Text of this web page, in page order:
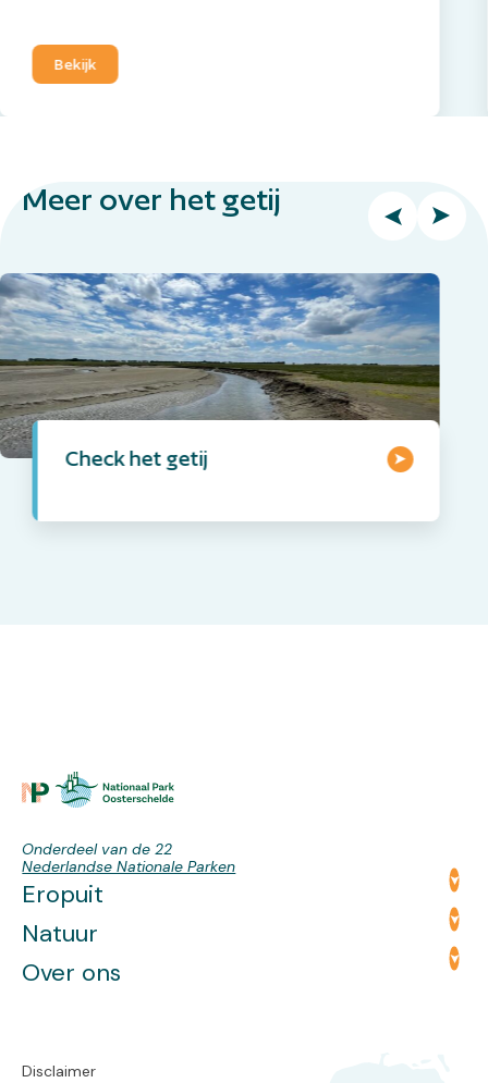
Bekijk
Meer over het getij
Check het getij
Onderdeel van de 22
Nederlandse Nationale Parken
Eropuit
Natuur
Over ons
Disclaimer